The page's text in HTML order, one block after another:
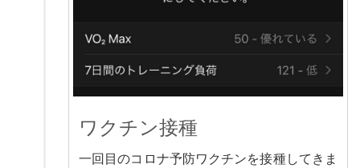
ワクチン接種
一回目のコロナ予防ワクチンを接種してきま